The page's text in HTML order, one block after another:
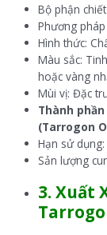
Bộ phận
Phương
Hình thức:
Màu sắc:
hoặc vàng
Mùi vị: Đặc
Thành
(Tarrogon
Hạn sử
Sản lượng
3. Xuất